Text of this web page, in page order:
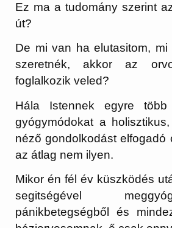
Ez ma a tudomány szerint
út?
De mi van ha elutasitom,
szeretnék, akkor az
foglalkozik veled?
Hála Istennek egyre több
gyógymódokat a
néző gondolkodást elfogadó
az átlag nem ilyen.
Mikor én fél év küszködés
segitségével
pánikbetegségből és